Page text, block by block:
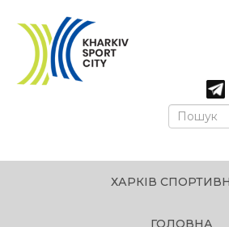
ХАРКІВ
ГОЛОВНА